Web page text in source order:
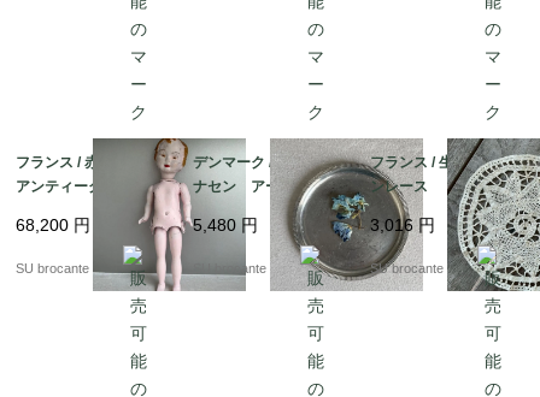
フランス / 赤ちゃんの
アンティークドール
カルトン・ブイイ（紙
パルプ製）
68,200 円
SU brocante
デンマーク / ユストア
ナセン アール・デ
コ コースター小A
ピューター製
5,480 円
SU brocante
フランス / 生成りバテ
ンレース ドイリー
3,016 円
SU brocante